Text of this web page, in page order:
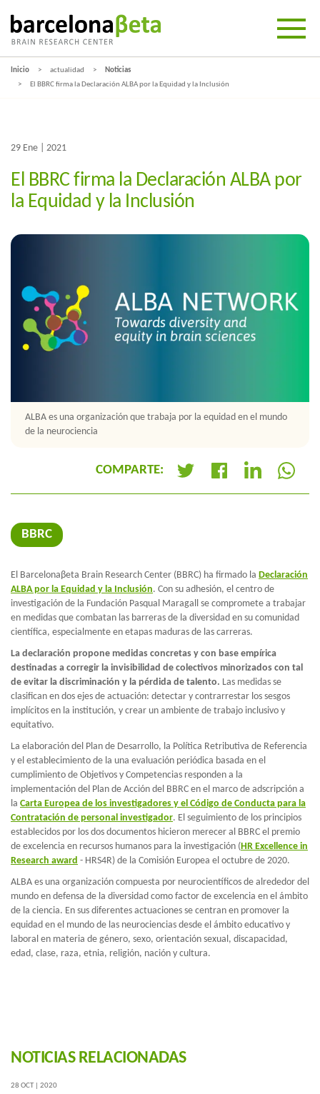
Inicio actualidad
Noticias
El BBRC firma la Declaración ALBA por la Equidad y la Inclusión
29 Ene | 2021
El BBRC firma la Declaración ALBA por
la Equidad y la Inclusión
ALBA es una organización que trabaja por la equidad en el mundo
de la neurociencia
COMPARTE:
BBRC
El Barcelonaβeta Brain Research Center (BBRC) ha firmado la Declaración
ALBA por la Equidad y la Inclusión. Con su adhesión, el centro de
investigación de la Fundación Pasqual Maragall se compromete a trabajar
en medidas que combatan las barreras de la diversidad en su comunidad
científica, especialmente en etapas maduras de las carreras.
La declaración propone medidas concretas y con base empírica
destinadas a corregir la invisibilidad de colectivos minorizados con tal
de evitar la discriminación y la pérdida de talento. Las medidas se
clasifican en dos ejes de actuación: detectar y contrarrestar los sesgos
implícitos en la institución, y crear un ambiente de trabajo inclusivo y
equitativo.
La elaboración del Plan de Desarrollo, la Política Retributiva de Referencia
y el establecimiento de la una evaluación periódica basada en el
cumplimiento de Objetivos y Competencias responden a la
implementación del Plan de Acción del BBRC en el marco de adscripción a
la Carta Europea de los investigadores y el Código de Conducta para la
Contratación de personal investigador. El seguimiento de los principios
establecidos por los dos documentos hicieron merecer al BBRC el premio
de excelencia en recursos humanos para la investigación (HR Excellence in
Research award - HRS4R) de la Comisión Europea el octubre de 2020.
ALBA es una organización compuesta por neurocientíficos de alrededor del
mundo en defensa de la diversidad como factor de excelencia en el ámbito
de la ciencia. En sus diferentes actuaciones se centran en promover la
equidad en el mundo de las neurociencias desde el ámbito educativo y
laboral en materia de género, sexo, orientación sexual, discapacidad,
edad, clase, raza, etnia, religión, nación y cultura.
NOTICIAS RELACIONADAS
28 OCT | 2020